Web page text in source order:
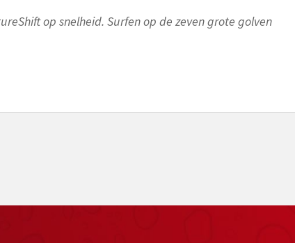
op snelheid. Surfen op de zeven grote golven